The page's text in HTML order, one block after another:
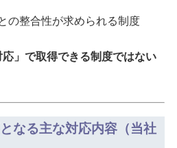
の整合性が求められる制度
応」で取得できる制度ではない
なる主な対応内容（当社